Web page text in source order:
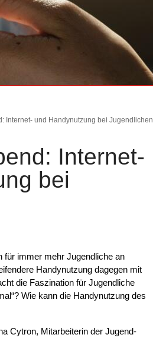
Internet- und Handynutzung bei Jugendlichen
Internet-
bei
für immer mehr Jugendliche an
Handynutzung dagegen mit
die Faszination für Jugendliche
Wie kann die Handynutzung des
Cytron, Mitarbeiterin der Jugend-